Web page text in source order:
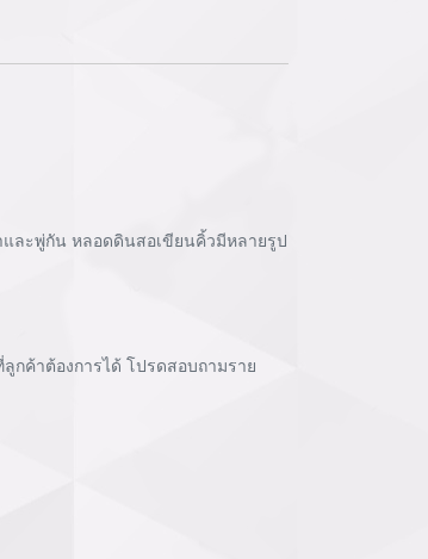
ละพู่กัน หลอดดินสอเขียนคิ้วมีหลายรูป
กค้าต้องการได้ โปรดสอบถามราย